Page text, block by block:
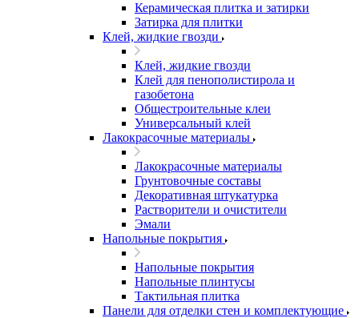
Керамическая плитка и затирки
Затирка для плитки
Клей, жидкие гвозди
Клей, жидкие гвозди
Клей для пенополистирола и
газобетона
Общестроительные клеи
Универсальный клей
Лакокрасочные материалы
Лакокрасочные материалы
Грунтовочные составы
Декоративная штукатурка
Растворители и очистители
Эмали
Напольные покрытия
Напольные покрытия
Напольные плинтусы
Тактильная плитка
Панели для отделки стен и комплектующие